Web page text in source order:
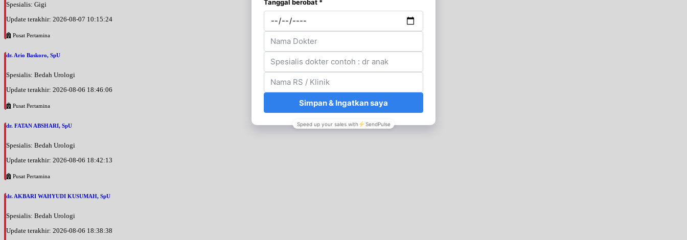
Spesialis: Gigi
Update terakhir: 2026-08-07 10:15:24
Pusat Pertamina
dr. Ario Baskoro, SpU
Spesialis: Bedah Urologi
Update terakhir: 2026-08-06 18:46:06
Pusat Pertamina
dr. FATAN ABSHARI, SpU
Spesialis: Bedah Urologi
Update terakhir: 2026-08-06 18:42:13
Pusat Pertamina
dr. AKBARI WAHYUDI KUSUMAH, SpU
Spesialis: Bedah Urologi
Update terakhir: 2026-08-06 18:38:38